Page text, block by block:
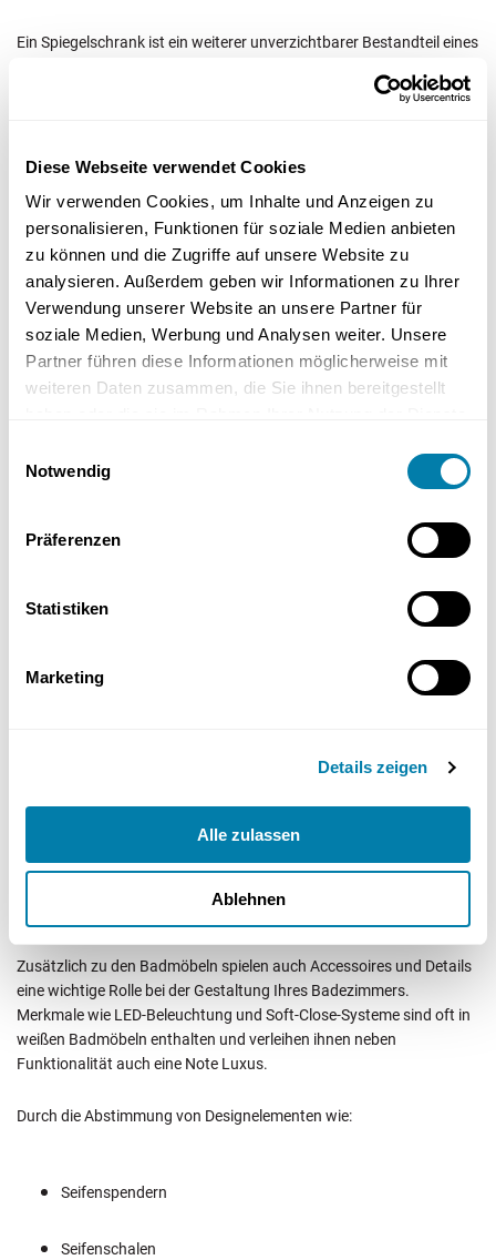
Diese Webseite verwendet Cookies
Wir verwenden Cookies, um Inhalte und Anzeigen zu
personalisieren, Funktionen für soziale Medien anbieten
zu können und die Zugriffe auf unsere Website zu
analysieren. Außerdem geben wir Informationen zu Ihrer
Verwendung unserer Website an unsere Partner für
soziale Medien, Werbung und Analysen weiter. Unsere
Partner führen diese Informationen möglicherweise mit
weiteren Daten zusammen, die Sie ihnen bereitgestellt
Notwendig
Präferenzen
Statistiken
Marketing
Details zeigen
Alle zulassen
Ablehnen
Ein Spiegelschrank ist ein weiterer unverzichtbarer Bestandteil eines
Stauraum, sondern dient auch als wichtige Lichtquelle.
verfügbar und können sowohl Teil eines kompletten Badmöbel-Sets
sein als auch einzeln erworben werden. Sie sind mit folgenden
LED-Beleuchtung
Steckdosen
Ob Sie sich für einen Korpus in weiß oder in weiß Hochglanz
entscheiden, unsere Spiegelschränke tragen zur Schaffung eines
harmonischen Gesamtbildes bei.
Accessoires und Details für weiße
Badmöbel
Zusätzlich zu den Badmöbeln spielen auch Accessoires und Details
eine wichtige Rolle bei der Gestaltung Ihres Badezimmers.
Merkmale wie LED-Beleuchtung und Soft-Close-Systeme sind oft in
weißen Badmöbeln enthalten und verleihen ihnen neben
Funktionalität auch eine Note Luxus.
Durch die Abstimmung von Designelementen wie:
Seifenspendern
Seifenschalen